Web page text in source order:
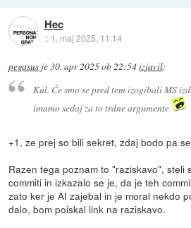
Hec
:: 1. maj 2025, 11:14
pegasus je30. apr 2025 ob 22:54izjavil:
Kul. Če smo se pred tem izogibali MS
imamo sedaj za to trdne argumente
+1, ze prej so bili sekret, zdaj bodo pa
Razen tega poznam to "raziskavo", steli
commiti in izkazalo se je, da je teh
zato ker je AI zajebal in je moral nekdo
dalo, bom poiskal link na raziskavo.